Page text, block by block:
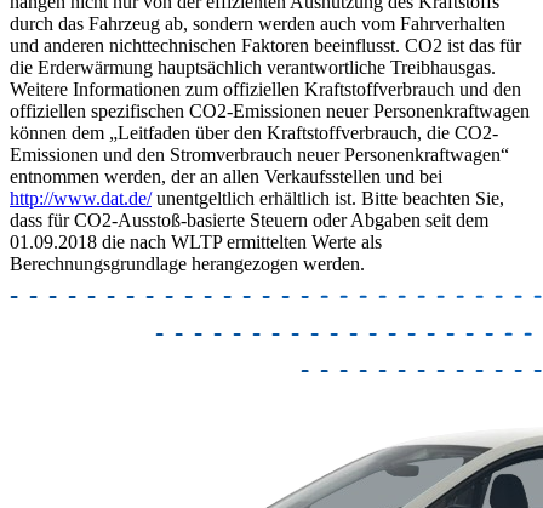
durch das Fahrzeug ab, sondern werden auch vom Fahrverhalten
und anderen nichttechnischen Faktoren beeinflusst. CO2 ist das für
die Erderwärmung hauptsächlich verantwortliche Treibhausgas.
Weitere Informationen zum offiziellen Kraftstoffverbrauch und den
offiziellen spezifischen CO2-Emissionen neuer Personenkraftwagen
können dem „Leitfaden über den Kraftstoffverbrauch, die CO2-
Emissionen und den Stromverbrauch neuer Personenkraftwagen“
entnommen werden, der an allen Verkaufsstellen und bei
http://www.dat.de/unentgeltlich erhältlich ist. Bitte beachten Sie,
dass für CO2-Ausstoß-basierte Steuern oder Abgaben seit dem
01.09.2018 die nach WLTP ermittelten Werte als
Berechnungsgrundlage herangezogen werden.